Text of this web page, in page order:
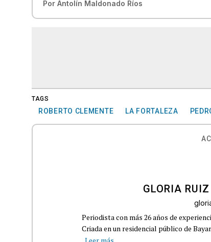
Por Antolín Maldonado Ríos
TAGS
ROBERTO CLEMENTE LA FORTALEZA
GLORIA
Periodista con más 26 años de
Criada en un residencial público de